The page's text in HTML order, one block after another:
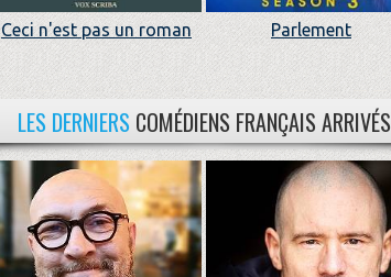
Ceci n'est pas un roman Parlement
LES DERNIERS COMÉDIENS FRANÇAIS ARRIVÉS